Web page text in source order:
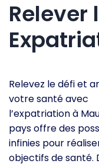
Relever
Relevez le défi et
votre santé avec
l’expatriation à
pays offre des
infinies pour
objectifs de santé.